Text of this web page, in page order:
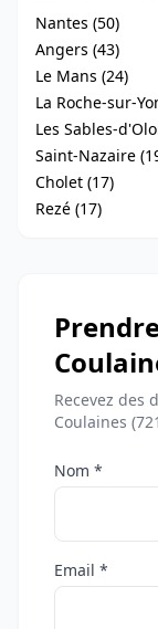
Nantes (50)
Angers (43)
Le Mans (24)
La Roche-sur-
Les Sables-
Saint-Nazaire
Cholet (17)
Rezé (17)
Recevez des
Coulaines
Nom *
Email *